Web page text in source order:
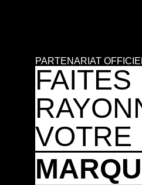
PARTENARIAT
FAITES
VOTRE